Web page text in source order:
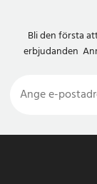
Bli den första
erbjudanden